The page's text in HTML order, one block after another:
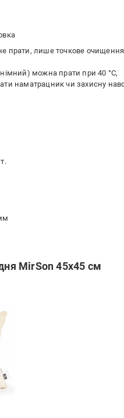
прати, лише точкове очищення
можна прати при 40 °С
наматрацник чи захисну
MirSon 45x45 см